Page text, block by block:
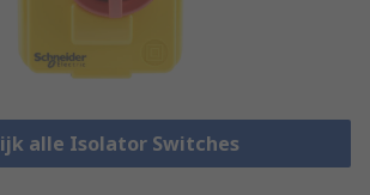
alle Isolator Switches